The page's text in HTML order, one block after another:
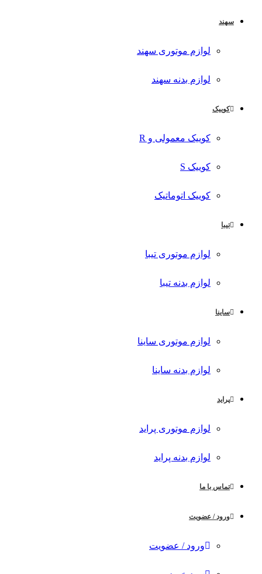
سهند
لوازم موتوری سهند
لوازم بدنه سهند
کوییک
کوییک معمولی و R
کوییک S
کوییک اتوماتیک
تیبا
لوازم موتوری تیبا
لوازم بدنه تیبا
ساینا
لوازم موتوری ساینا
لوازم بدنه ساینا
پراید
لوازم موتوری پراید
لوازم بدنه پراید
تماس با ما
ورود / عضویت
ورود / عضویت